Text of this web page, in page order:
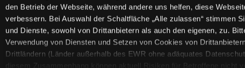
den Betrieb der Webseite, während andere uns helfen, diese
verbessern. Bei Auswahl der Schaltfläche „Alle zulassen“ stimmen
und Dienste, sowohl von Drittanbietern als auch den eigenen, zu.
Verwendung von Diensten und Setzen von Cookies von
Drittländern (Länder außerhalb des EWR ohne adäquates
diesem Zusammenhang können aktuell Risiken für Betroffene nicht
Über uns
Jobs
Medienwunsch
FAQs